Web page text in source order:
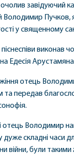
завідуючий
Володимир Пучков,
у священному
виконав
Едесія
отець
та передав
отець Володимир
складні часи
війни, були